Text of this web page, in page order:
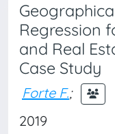
Regression
and Real
Case Study
Forte F.;
2019